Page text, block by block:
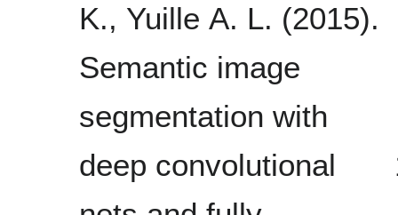
K., Yuille A. L. (2015).
Semantic image
segmentation with
deep convolutional